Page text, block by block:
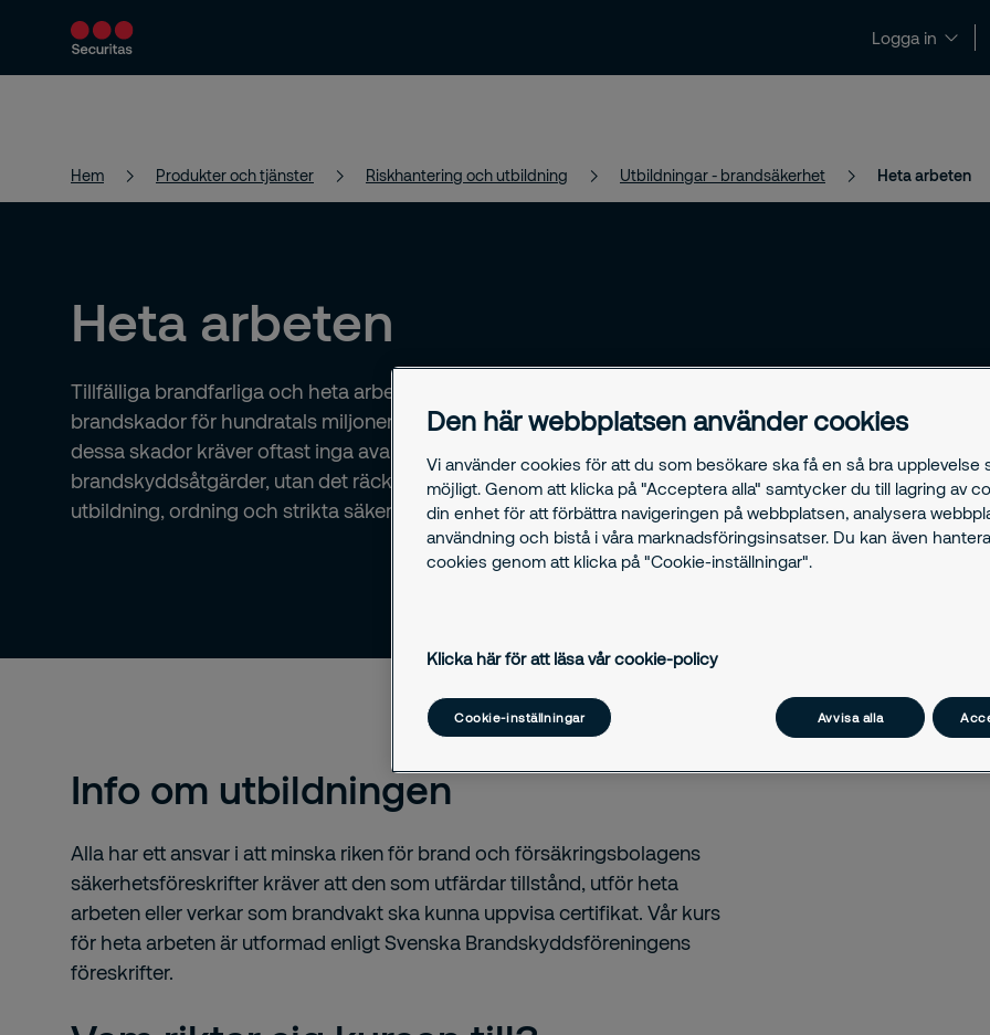
Logga in
Produkter och tjänster Säkerhetslösningar Nyheter och insikter Kontakt och support
Hem Produkter och tjänster Riskhantering och utbildning Utbildningar - brandsäkerhet Heta arbeten
Heta arbeten
Tillfälliga brandfarliga och heta arbeten orsakar årligen
brandskador för hundratals miljoner kronor. Att förhindra
dessa skador kräver oftast inga avancerade
brandskyddsåtgärder, utan det räcker många gånger med
utbildning, ordning och strikta säkerhetsrutiner.
Info om utbildningen
Alla har ett ansvar i att minska riken för brand och försäkringsbolagens
säkerhetsföreskrifter kräver att den som utfärdar tillstånd, utför heta
arbeten eller verkar som brandvakt ska kunna uppvisa certifikat. Vår kurs
för heta arbeten är utformad enligt Svenska Brandskyddsföreningens
föreskrifter.
Den här webbplatsen använder cookies
Vi använder cookies för att du som besökare ska få en så bra upplevelse
möjligt. Genom att klicka på "Acceptera alla" samtycker du till lagring av
din enhet för att förbättra navigeringen på webbplatsen, analysera
användning och bistå i våra marknadsföringsinsatser. Du kan även
cookies genom att klicka på "Cookie-inställningar".
Klicka här för att läsa vår cookie-policy
Cookie-inställningar Avvisa alla